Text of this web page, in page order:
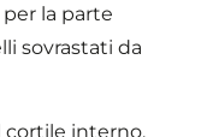
la parte
sovrastati da
cortile interno,